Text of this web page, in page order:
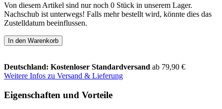
Von diesem Artikel sind nur noch 0 Stück in unserem Lager.
Nachschub ist unterwegs! Falls mehr bestellt wird, könnte dies das
Zustelldatum beeinflussen.
In den Warenkorb
Deutschland: Kostenloser Standardversand ab 79,90 €
Weitere Infos zu Versand & Lieferung
Eigenschaften und Vorteile